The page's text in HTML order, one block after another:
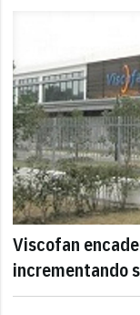
Viscofan
incrementando